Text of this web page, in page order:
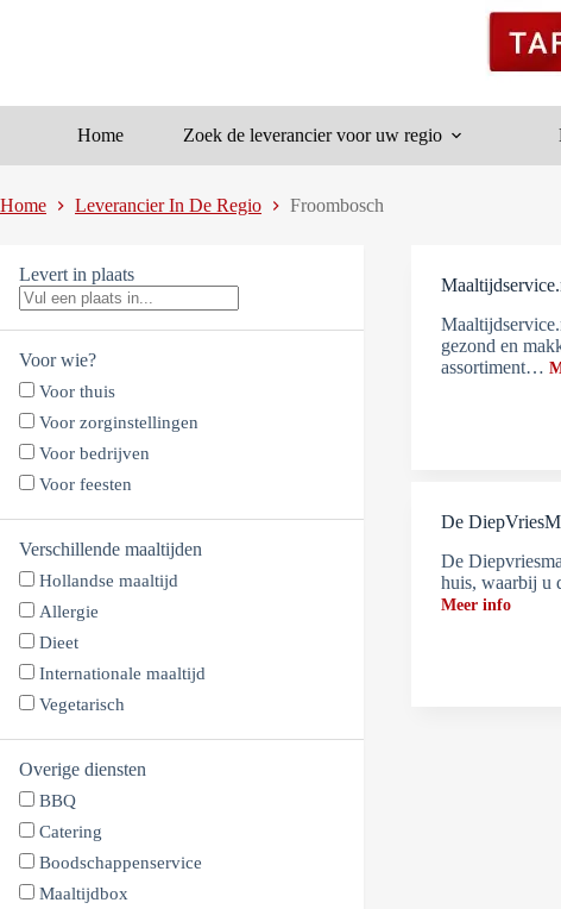
Home Zoek de leverancier voor uw regio
Home Leverancier In De Regio Froombosch
Levert in plaats
Voor wie?
Voor thuis
Voor zorginstellingen
Voor bedrijven
Voor feesten
Verschillende maaltijden
Hollandse maaltijd
Allergie
Dieet
Internationale maaltijd
Vegetarisch
Overige diensten
BBQ
Catering
Boodschappenservice
Maaltijdbox
gezond en
assortiment…
De
De
huis, waarbij u
Meer info